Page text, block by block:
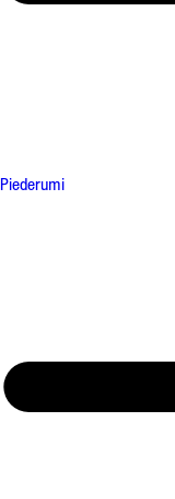
Piederumi